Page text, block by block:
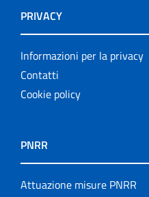
PRIVACY
Informazioni per la privacy
Contatti
Cookie policy
PNRR
Attuazione misure PNRR